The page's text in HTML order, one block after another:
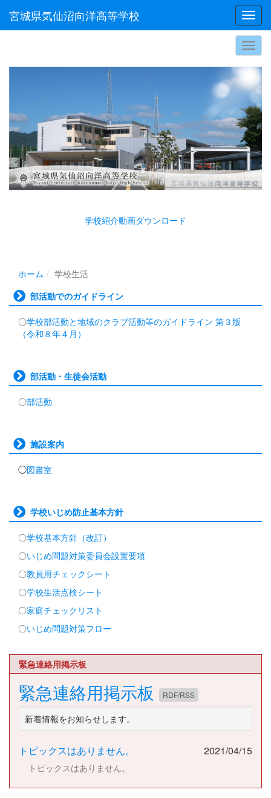
宮城県気仙沼向洋高等学校
学校紹介動画ダウンロード
ホーム
学校生活
部活動でのガイドライン
〇学校部活動と地域のクラブ活動等のガイドライン 第３版
（令和８年４月）
部活動・生徒会活動
〇部活動
施設案内
◯図書室
学校いじめ防止基本方針
〇学校基本方針（改訂）
〇いじめ問題対策委員会設置要項
〇教員用チェックシート
〇学校生活点検シート
〇家庭チェックリスト
〇いじめ問題対策フロー
緊急連絡用掲示板
緊急連絡用掲示板 RDF/RSS
新着情報をお知らせします。
トピックスはありません。 2021/04/15
トピックスはありません。